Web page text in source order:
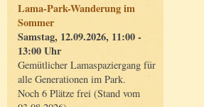
Lama-Park-Wanderung im
Sommer
Samstag, 12.09.2026, 11:00 -
13:00 Uhr
Gemütlicher Lamaspaziergang für
alle Generationen im Park.
Noch 6 Plätze frei (Stand vom